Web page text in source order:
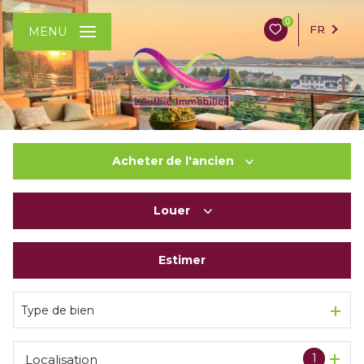
0
FR
MENU
Acheter de l'ancien
Louer
En saisonnier
Estimer
Type de bien
1
Localisation